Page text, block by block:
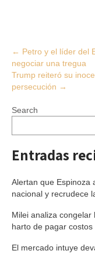
Post
navigation
← Petro y el líder del
negociar una tregua
Trump reiteró su
persecución →
Search
Entradas
Alertan que Espinoza
nacional y recrudece
Milei analiza
harto de pagar costos
El mercado intuye